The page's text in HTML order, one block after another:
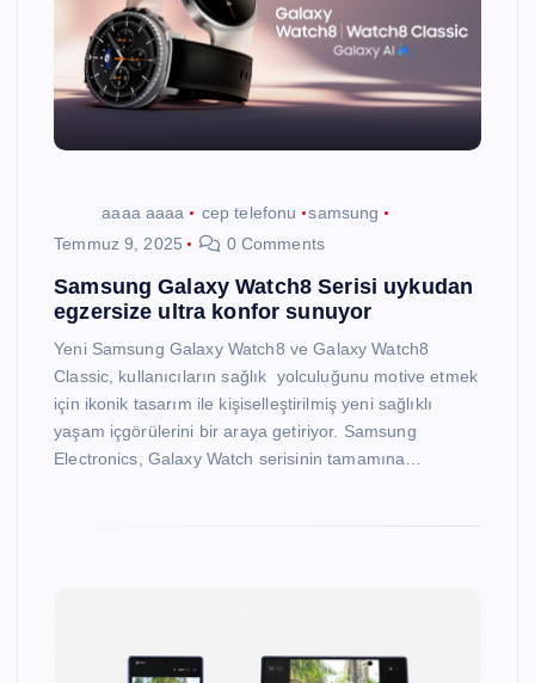
aaaa aaaa cep telefonu
samsung
Temmuz 9, 2025
0 Comments
Samsung Galaxy Watch8 Serisi uykudan
egzersize ultra konfor sunuyor
Yeni Samsung Galaxy Watch8 ve Galaxy Watch8
Classic, kullanıcıların sağlık yolculuğunu motive etmek
için ikonik tasarım ile kişiselleştirilmiş yeni sağlıklı
yaşam içgörülerini bir araya getiriyor. Samsung
Electronics, Galaxy Watch serisinin tamamına…